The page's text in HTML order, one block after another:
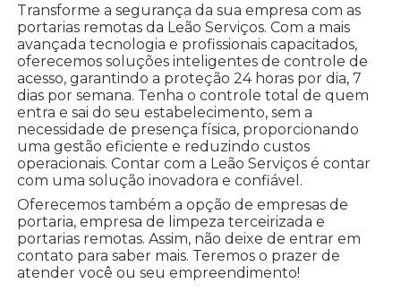
Transforme a segurança da sua empresa com as
portarias remotas da Leão Serviços. Com a mais
avançada tecnologia e profissionais capacitados,
oferecemos soluções inteligentes de controle de
acesso, garantindo a proteção 24 horas por dia, 7
dias por semana. Tenha o controle total de quem
entra e sai do seu estabelecimento, sem a
necessidade de presença física, proporcionando
uma gestão eficiente e reduzindo custos
operacionais. Contar com a Leão Serviços é contar
com uma solução inovadora e confiável.
Oferecemos também a opção de empresas de
portaria, empresa de limpeza terceirizada e
portarias remotas. Assim, não deixe de entrar em
contato para saber mais. Teremos o prazer de
atender você ou seu empreendimento!